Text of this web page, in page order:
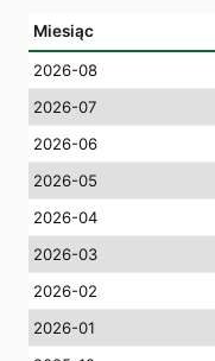
Miesiąc
2026-08
2026-07
2026-06
2026-05
2026-04
2026-03
2026-02
2026-01